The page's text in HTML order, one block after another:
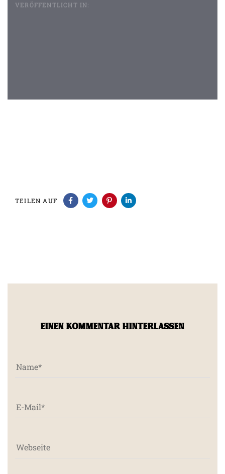
VERÖFFENTLICHT IN:
TEILEN AUF
EINEN KOMMENTAR HINTERLASSEN